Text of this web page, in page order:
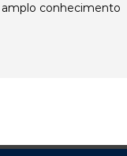
amplo conhecimento